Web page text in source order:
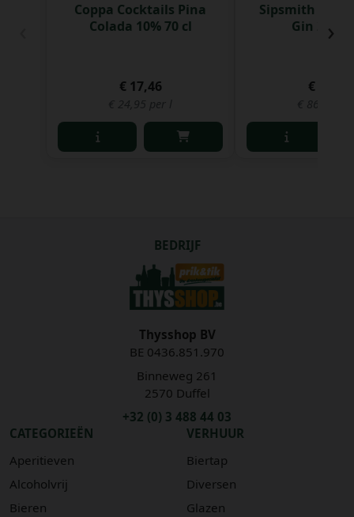
Coppa Cocktails Pina
Colada 10% 70 cl
€ 17,46
€ 24,95 per l
Sipsmith
Gin 29°
€ 43,05
€ 86,10
›
BEDRIJF
Thysshop BV
BE 0436.851.970
Binneweg 261
2570 Duffel
+32 (0) 3 488 44 03
CATEGORIEËN
Aperitieven
Alcoholvrij
Bieren
VERHUUR
Biertap
Diversen
Glazen